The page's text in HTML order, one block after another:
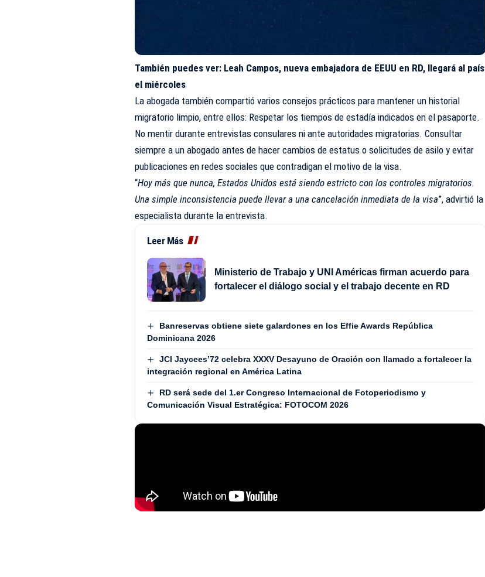
También puedes ver: Leah Campos, nueva embajadora de EEUU en RD, llegará al país
el miércoles
La abogada también compartió varios consejos prácticos para mantener un historial
migratorio limpio, entre ellos: Respetar los tiempos de estadía indicados en el pasaporte.
No mentir durante entrevistas consulares ni ante autoridades migratorias. Consultar
siempre a un abogado antes de hacer cambios de estatus o solicitudes de asilo y evitar
publicaciones en redes sociales que contradigan el motivo de la visa.
“Hoy más que nunca, Estados Unidos está siendo estricto con los controles migratorios.
Una simple inconsistencia puede llevar a una cancelación inmediata de la visa”, advirtió la
especialista durante la entrevista.
Leer Más
Ministerio de Trabajo y UNI Américas firman acuerdo para
fortalecer el diálogo social y el trabajo decente en RD
Banreservas obtiene siete galardones en los Effie Awards República
Dominicana 2026
JCI Jaycees’72 celebra XXXV Desayuno de Oración con llamado a fortalecer la
integración regional en América Latina
RD será sede del 1.er Congreso Internacional de Fotoperiodismo y
Comunicación Visual Estratégica: FOTOCOM 2026